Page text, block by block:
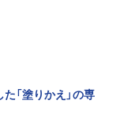
「塗りかえ」の専